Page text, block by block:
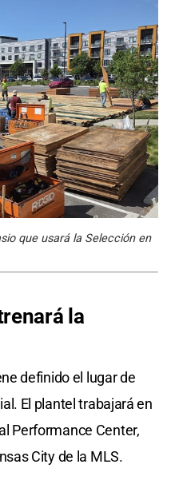
que usará la Selección en
la
definido el lugar de
El plantel trabajará en
Performance Center,
City de la MLS.